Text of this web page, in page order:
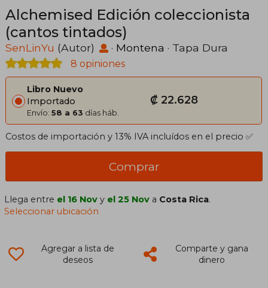
Alchemised Edición coleccionista
(cantos tintados)
SenLinYu (Autor) · Montena · Tapa Dura
8 opiniones
Libro Nuevo
Importado
Envío: 58 a 63 días háb.
₡ 22.628
Costos de importación y 13% IVA incluídos en el precio ✅
Comprar
Llega entre el 16 Nov y el 25 Nov a Costa Rica.
Seleccionar ubicación
Agregar a lista de
deseos
Comparte y gana
dinero